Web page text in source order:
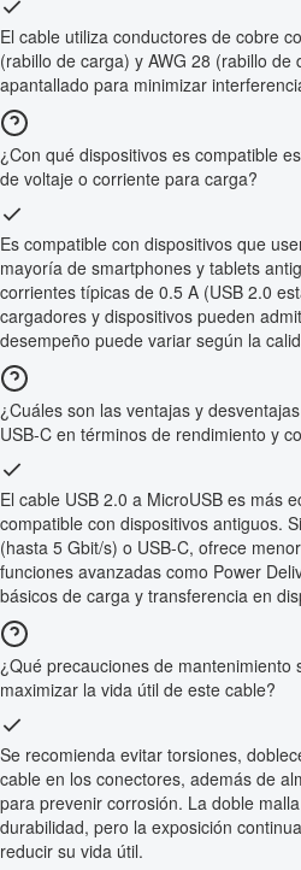
El cable utiliza conductores de cobre
(rabillo de carga) y AWG 28 (rabillo
apantallado para minimizar
¿Con qué dispositivos es compatible
de voltaje o corriente para carga?
Es compatible con dispositivos que
mayoría de smartphones y tablets
corrientes típicas de 0.5 A (USB 2.0
cargadores y dispositivos pueden
desempeño puede variar según la
¿Cuáles son las ventajas y
USB-C en términos de rendimiento y
El cable USB 2.0 a MicroUSB es más
compatible con dispositivos antiguos.
(hasta 5 Gbit/s) o USB-C, ofrece
funciones avanzadas como Power
básicos de carga y transferencia en
¿Qué precauciones de mantenimiento
maximizar la vida útil de este cable?
Se recomienda evitar torsiones,
cable en los conectores, además de
para prevenir corrosión. La doble
durabilidad, pero la exposición
reducir su vida útil.